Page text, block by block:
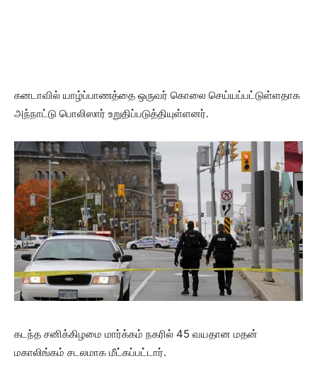
கனடாவில் யாழ்ப்பாணத்தை ஒருவர் கொலை செய்யப்பட்டுள்ளதாக
அந்நாட்டு பொலிஸார் உறுதிப்படுத்தியுள்ளனர்.
கடந்த சனிக்கிழமை மார்க்கம் நகரில் 45 வயதான மதன்
மகாலிங்கம் சடலமாக மீட்கப்பட்டார்.